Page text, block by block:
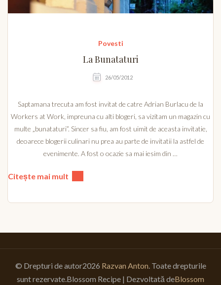
Povesti
La Bunataturi
26/05/2012
Saptamana trecuta am fost invitat de catre Adrian Burlacu de la
Workers at Work, impreuna cu alti blogeri, sa vizitam un magazin cu
multe „bunataturi”. Sincer sa fiu, am fost uimit de aceasta invitatie,
deoarece blogerii culinari nu prea au parte de invitatii la astfel de
evenimente. A fost o ocazie sa mai iesim din …
Citește mai mult
© Drepturi de autor2026 Razvan Anton . Toate drepturile
sunt rezervate. Blossom Recipe | Dezvoltată deBlossom